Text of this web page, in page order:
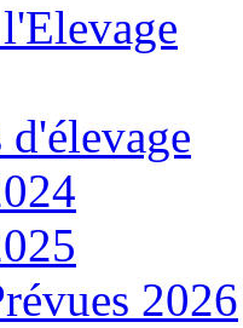
d'élevage
2026